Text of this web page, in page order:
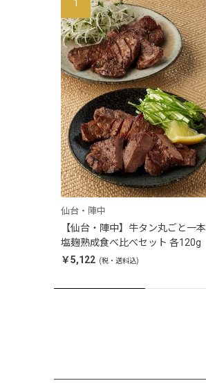
1
仙台・陣中
【仙台・陣中】牛タン丸ごと一本
塩麹熟成食べ比べセット 各120g
￥5,122 (税・送料込)